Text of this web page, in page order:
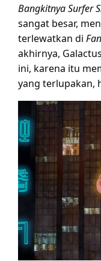
Bangkitnya Surfer
sangat besar,
terlewatkan di
akhirnya,
ini, karena itu
yang terlupakan,